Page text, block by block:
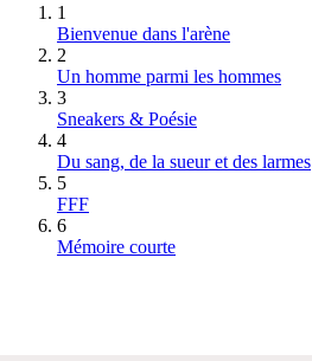
1
Bienvenue dans l'arène
2
Un homme parmi les hommes
3
Sneakers & Poésie
4
Du sang, de la sueur et des larmes
5
FFF
6
Mémoire courte